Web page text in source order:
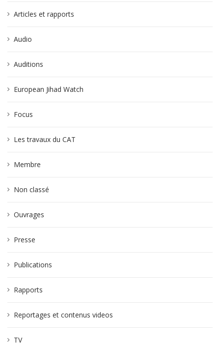
Articles et rapports
Audio
Auditions
European Jihad Watch
Focus
Les travaux du CAT
Membre
Non classé
Ouvrages
Presse
Publications
Rapports
Reportages et contenus videos
TV